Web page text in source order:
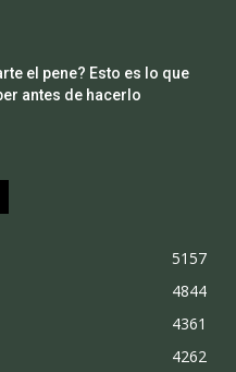
el pene? Esto es lo que
antes de hacerlo
5157
4844
4361
4262